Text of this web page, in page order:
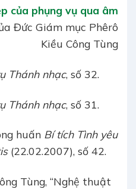
của phụng vụ qua âm
Đức Giám mục Phêrô
Kiều Công Tùng
Thánh nhạc, số 32.
Thánh nhạc, số 31.
huấn Bí tích Tình yêu
(22.02.2007), số 42.
Tùng, “Nghệ thuật